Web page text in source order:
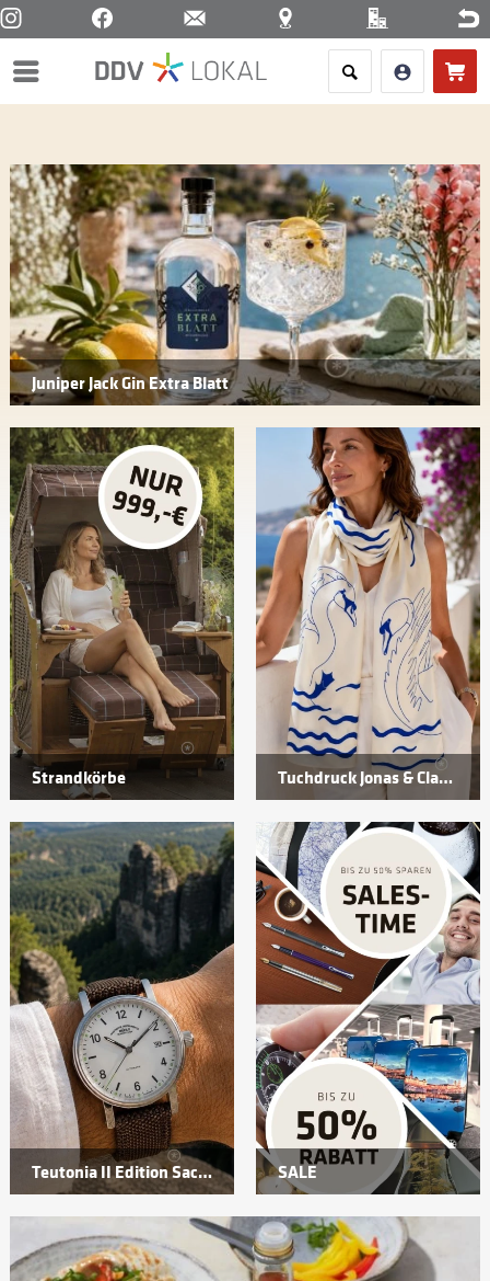
Menü
SALE
Strandkörbe Tuchdruck Jonas & Claußnitzer
Juniper Jack Gin Extra Blatt
Teutonia II Edition Sachsen 2026